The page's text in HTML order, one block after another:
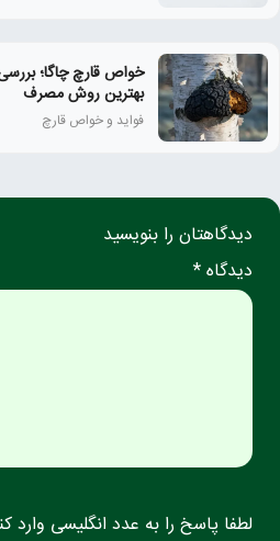
خواص قارچ چاگا؛
بهترین روش مصرف
فواید و خواص قارچ
دیدگاهتان را بنویسید
دیدگاه *
لطفا پاسخ را به عدد انگلیسی وارد